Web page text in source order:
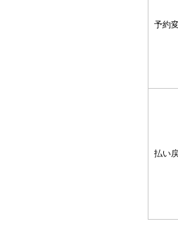
予約
払い